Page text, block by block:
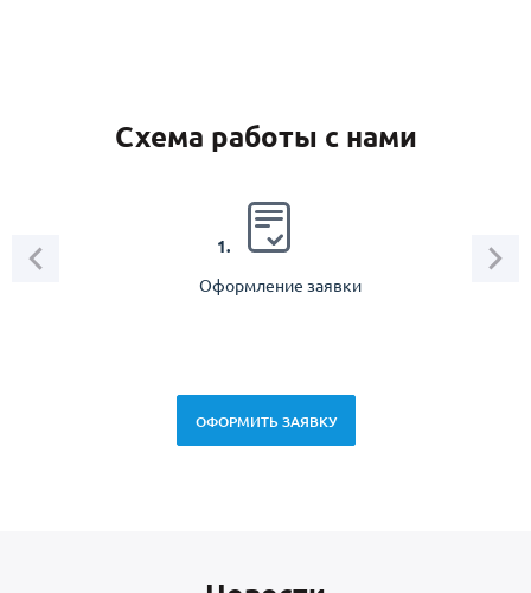
Схема работы с нами
1.
Оформление заявки
ОФОРМИТЬ ЗАЯВКУ